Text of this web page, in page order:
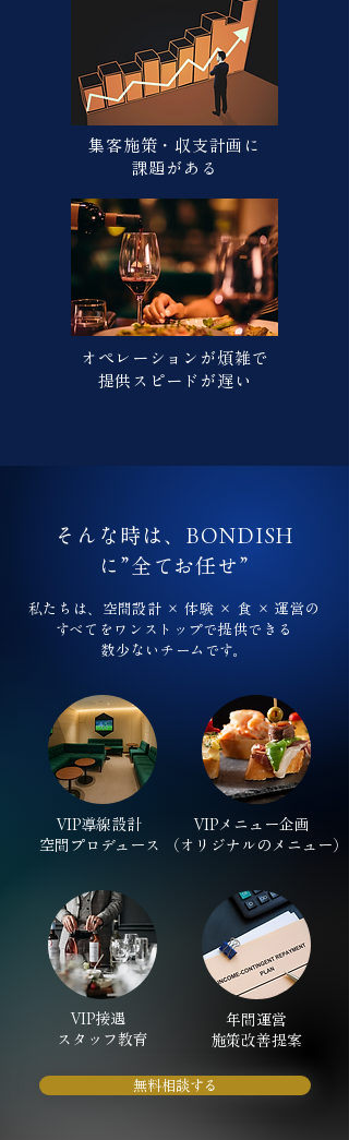
集客施策・収支計画に
課題がある
オペレーションが煩雑で
​提供スピードが遅い
そんな時は、BONDISH
に”全てお任せ”
私たちは、空間設計 × 体験 × 食 × 運営の
すべてをワンストップで提供できる
数少ないチームです。
VIP導線設計
空間プロデュース
VIPメニュー企画
（オリジナルのメニュー）
VIP接遇
スタッフ教育
年間運営
施策改善提案
無料相談する